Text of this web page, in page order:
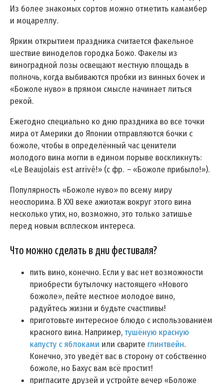
Из более знакомых сортов можно отметить камамбер
и моцареллу.
Ярким открытием праздника считается факельное
шествие виноделов городка Божо. Факелы из
виноградной лозы освещают местную площадь в
полночь, когда выбиваются пробки из винных бочек и
«Божоле нуво» в прямом смысле начинает литься
рекой.
Ежегодно специально ко дню праздника во все точки
мира от Америки до Японии отправляются бочки с
божоле, чтобы в определённый час ценители
молодого вина могли в едином порыве воскликнуть:
«Le Beaujolais est arrivé!» (с фр. – «Божоле прибыло!»).
Популярность «Божоле нуво» по всему миру
неоспорима. В XXI веке ажиотаж вокруг этого вина
несколько утих, но, возможно, это только затишье
перед новым всплеском интереса.
Что можно сделать в дни фестиваля?
пить вино, конечно. Если у вас нет возможности
приобрести бутылочку настоящего «Нового
божоле», пейте местное молодое вино,
радуйтесь жизни и будьте счастливы!
приготовьте интересное блюдо с использованием
красного вина. Например,тушёную красную
капусту с яблоками или сварите глинтвейн.
Конечно, это уведёт вас в сторону от собственно
божоле, но Бахус вам всё простит!
пригласите друзей и устройте вечер «Боложе